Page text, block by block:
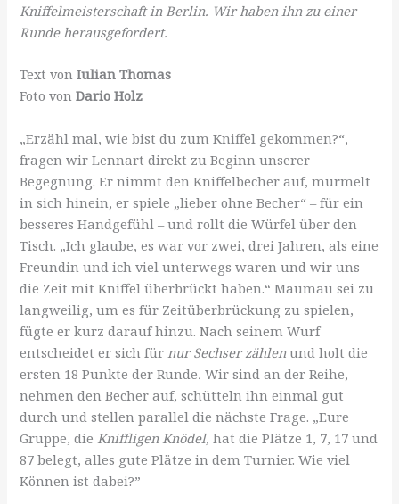
Kniffelmeisterschaft in Berlin. Wir haben ihn zu einer
Runde herausgefordert.
Text vonIulian Thomas
Foto vonDario Holz
„Erzähl mal, wie bist du zum Kniffel gekommen?“,
fragen wir Lennart direkt zu Beginn unserer
Begegnung. Er nimmt den Kniffelbecher auf, murmelt
in sich hinein, er spiele „lieber ohne Becher“ – für ein
besseres Handgefühl – und rollt die Würfel über den
Tisch. „Ich glaube, es war vor zwei, drei Jahren, als eine
Freundin und ich viel unterwegs waren und wir uns
die Zeit mit Kniffel überbrückt haben.“ Maumau sei zu
langweilig, um es für Zeitüberbrückung zu spielen,
fügte er kurz darauf hinzu. Nach seinem Wurf
entscheidet er sich für nur Sechser zählenund holt die
ersten 18 Punkte der Runde. Wir sind an der Reihe,
nehmen den Becher auf, schütteln ihn einmal gut
durch und stellen parallel die nächste Frage. „Eure
Gruppe, die Kniffligen Knödel,hat die Plätze 1, 7, 17 und
87 belegt, alles gute Plätze in dem Turnier. Wie viel
Können ist dabei?”